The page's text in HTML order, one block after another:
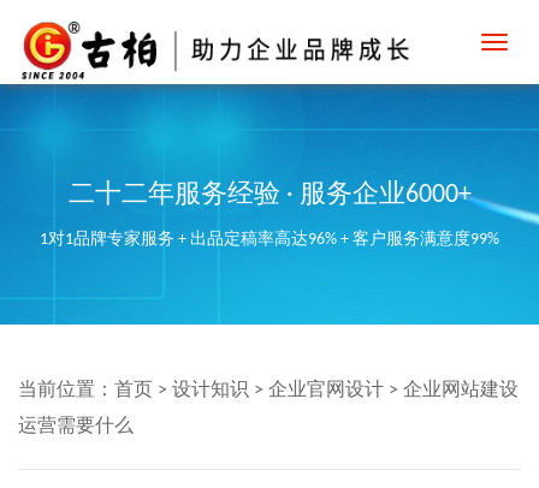
二十二年服务经验 · 服务企业6000+
1对1品牌专家服务 + 出品定稿率高达96% + 客户服务满意度99%
当前位置： 首页 > 设计知识 > 企业官网设计 > 企业网站建设
运营需要什么